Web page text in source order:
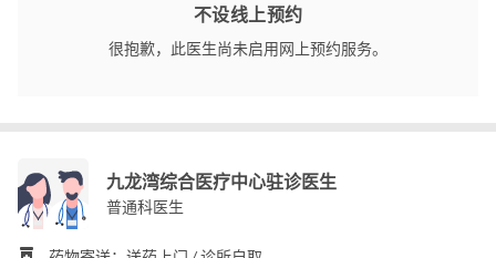
不设线上预约
很抱歉，此医生尚未启用网上预约服务。
九龙湾综合医疗中心驻诊医生
普通科医生